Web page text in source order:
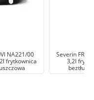
NA221/00
frytkownica
Severin FR
3,2l